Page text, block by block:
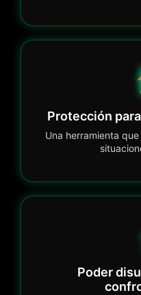
Protección
Una herramienta
Poder